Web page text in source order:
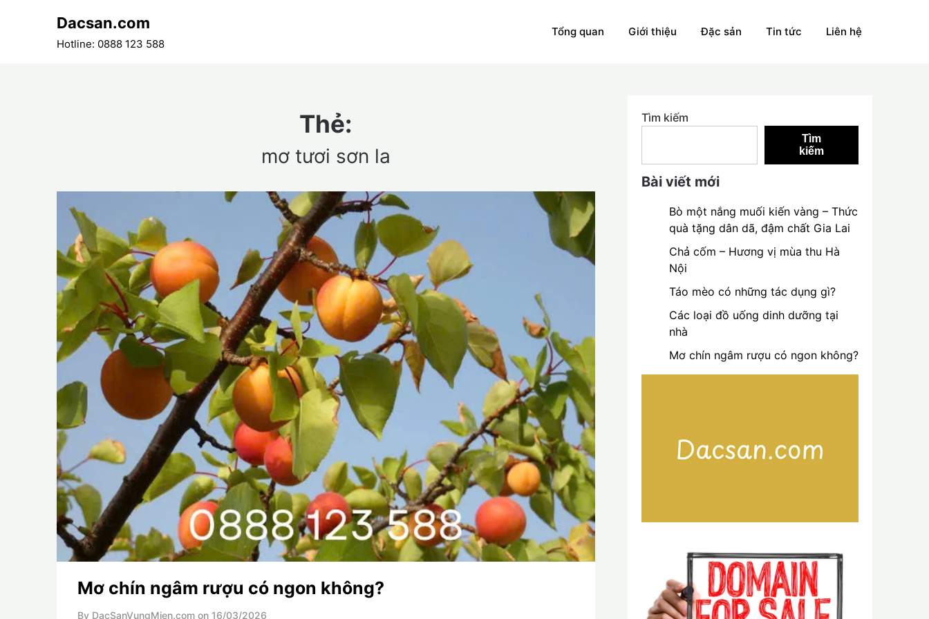
Dacsan.com
Hotline: 0888 123 588
Tổng quan Giới thiệu Đặc sản Tin tức Liên hệ
Thẻ:
mơ tươi sơn la
Mơ chín ngâm rượu có ngon không?
By DacSanVungMien.com on 16/03/2026
Tìm kiếm
Tìm
kiếm
Bài viết mới
Bò một nắng muối kiến vàng – Thức
quà tặng dân dã, đậm chất Gia Lai
Chả cốm – Hương vị mùa thu Hà
Nội
Táo mèo có những tác dụng gì?
Các loại đồ uống dinh dưỡng tại
nhà
Mơ chín ngâm rượu có ngon không?